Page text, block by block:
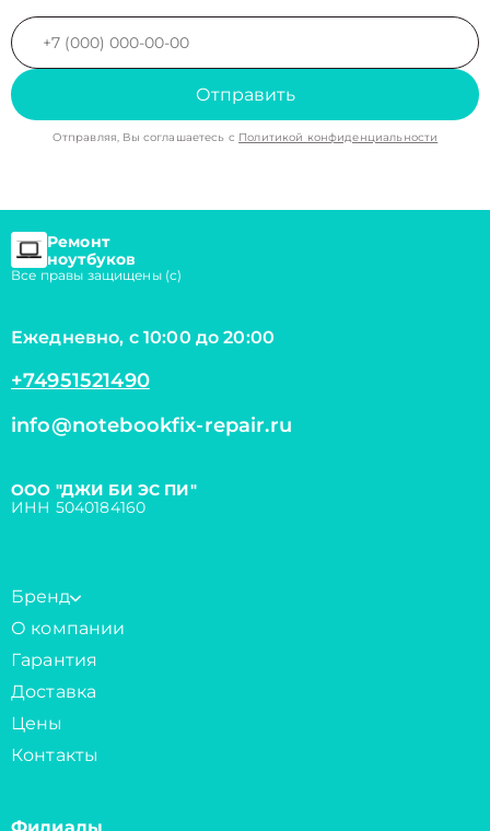
Отправить
Отправляя, Вы соглашаетесь с Политикой конфиденциальности
Ремонт
ноутбуков
Все правы защищены (с)
Ежедневно, с 10:00 до 20:00
+74951521490
info@notebookfix-repair.ru
ООО "ДЖИ БИ ЭС ПИ"
ИНН 5040184160
Бренд
О компании
Гарантия
Доставка
Цены
Контакты